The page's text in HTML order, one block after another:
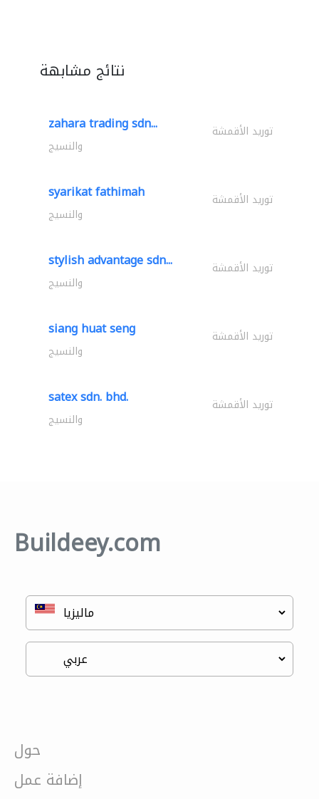
نتائج مشابهة
zahara trading sdn... توريد الأقمشة
والنسيج
syarikat fathimah توريد الأقمشة
والنسيج
stylish advantage sdn... توريد الأقمشة
والنسيج
siang huat seng توريد الأقمشة
والنسيج
satex sdn. bhd. توريد الأقمشة
والنسيج
Buildeey.com
حول
إضافة عمل